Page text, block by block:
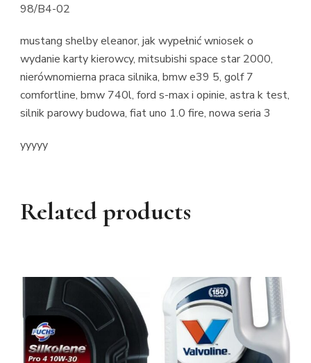
98/B4-02
mustang shelby eleanor, jak wypełnić wniosek o
wydanie karty kierowcy, mitsubishi space star 2000,
nierównomierna praca silnika, bmw e39 5, golf 7
comfortline, bmw 740l, ford s-max i opinie, astra k test,
silnik parowy budowa, fiat uno 1.0 fire, nowa seria 3
yyyyy
Related products